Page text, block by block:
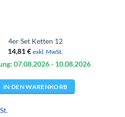
4er Set Ketten 12
14,81€ exkl. MwSt.
07.08.2026- 10.08.2026
IN DEN WARENKORB